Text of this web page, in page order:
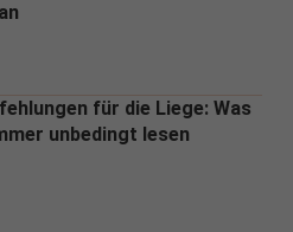
für die Liege: Was
unbedingt lesen